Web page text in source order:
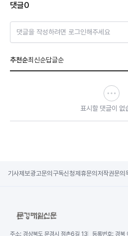
댓글0
댓글을 작성하려면 로그인해주세요
추천순최신순답글순
표시할 댓글이 없
기사제보광고문의 구독신청제휴문의 저작권문의
주소: 경상북도 문경시 점촌6길 13 등록번호: 경북